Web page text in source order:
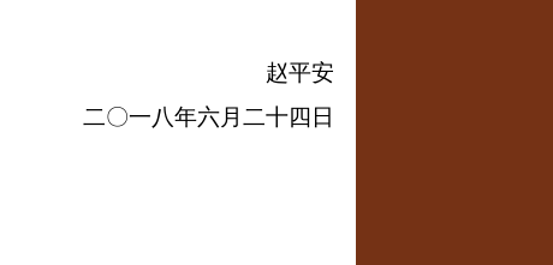
赵平安
二〇一八年六月二十四日